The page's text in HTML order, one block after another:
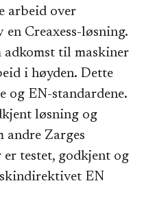
arbeid over
Creaxess-løsning.
adkomst til maskiner
i høyden. Dette
og EN-standardene.
løsning og
andre Zarges
testet, godkjent og
EN